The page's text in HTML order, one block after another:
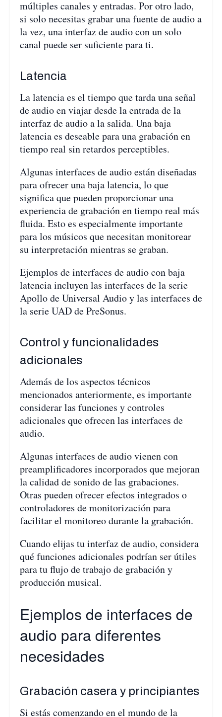
múltiples canales y entradas. Por otro lado,
si solo necesitas grabar una fuente de audio a
la vez, una interfaz de audio con un solo
canal puede ser suficiente para ti.
Latencia
La latencia es el tiempo que tarda una señal
de audio en viajar desde la entrada de la
interfaz de audio a la salida. Una baja
latencia es deseable para una grabación en
tiempo real sin retardos perceptibles.
Algunas interfaces de audio están diseñadas
para ofrecer una baja latencia, lo que
significa que pueden proporcionar una
experiencia de grabación en tiempo real más
fluida. Esto es especialmente importante
para los músicos que necesitan monitorear
su interpretación mientras se graban.
Ejemplos de interfaces de audio con baja
latencia incluyen las interfaces de la serie
Apollo de Universal Audio y las interfaces de
la serie UAD de PreSonus.
Control y funcionalidades
adicionales
Además de los aspectos técnicos
mencionados anteriormente, es importante
considerar las funciones y controles
adicionales que ofrecen las interfaces de
audio.
Algunas interfaces de audio vienen con
preamplificadores incorporados que mejoran
la calidad de sonido de las grabaciones.
Otras pueden ofrecer efectos integrados o
controladores de monitorización para
facilitar el monitoreo durante la grabación.
Cuando elijas tu interfaz de audio, considera
qué funciones adicionales podrían ser útiles
para tu flujo de trabajo de grabación y
producción musical.
Ejemplos de interfaces de
audio para diferentes
necesidades
Grabación casera y principiantes
Si estás comenzando en el mundo de la